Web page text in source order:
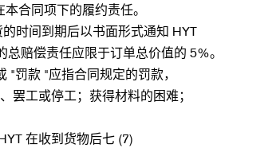
合同项下的履约责任。
时间到期后以书面形式通知 HYT
赔偿责任应限于订单总价值的 5%。
罚款 "应指合同规定的罚款，
工或停工；获得材料的困难；
在收到货物后七 (7)